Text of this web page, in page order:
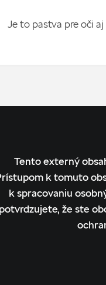
Je to pastva pre oči aj
Tento externý
k tomuto
k spracovaniu
potvrdzujete, že ste